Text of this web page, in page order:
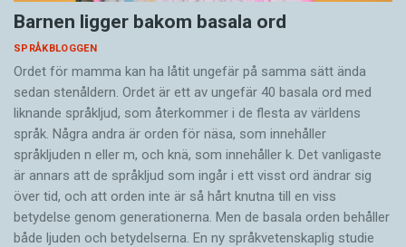
Barnen ligger bakom basala ord
SPRÅKBLOGGEN
Ordet för mamma kan ha låtit ungefär på samma sätt ända
sedan stenåldern. Ordet är ett av ungefär 40 basala ord med
liknande språkljud, som återkommer i de flesta av världens
språk. Några andra är orden för näsa, som innehåller
språkljuden n eller m, och knä, som innehåller k. Det vanligaste
är annars att de språkljud som ingår i ett visst ord ändrar sig
över tid, och att orden inte är så hårt knutna till en viss
betydelse genom generationerna. Men de basala orden behåller
både ljuden och betydelserna. En ny språkvetenskaplig studie